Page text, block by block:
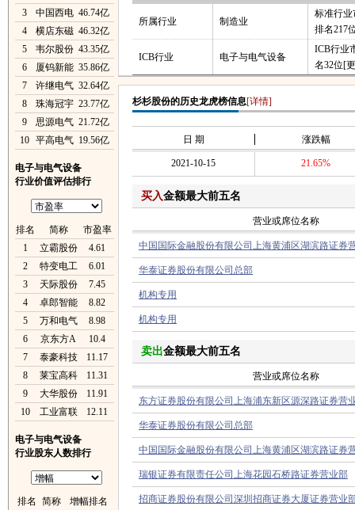
3
中国西电 46.74亿
4
横店东磁 46.32亿
5
韦尔股份 43.35亿
6
厦钨新能 35.86亿
7
许继电气 32.64亿
8
珠海冠宇 23.77亿
9
思源电气 21.72亿
10 平高电气 19.56亿
电子与电气设备
行业价值评估排行
排名 简称
市盈率
1
立霸股份
4.61
2
特变电工
6.01
3
天际股份
7.45
4
卓郎智能
8.82
5
万和电气
8.98
6
京东方A
10.4
7
泰豪科技
11.17
8
莱宝高科
11.31
9
大华股份
11.91
10
工业富联 12.11
电子与电气设备
行业股东人数排行
排名 简称 增幅排名
所属行业 制造业
标准行业
排名217
ICB行业 电子与电气设备
ICB行业
名32位[
杉杉股份的历史龙虎榜信息[详情]
日 期 涨跌幅
2021-10-15 21.65%
买入金额最大前五名
营业或席位名称
中国国际金融股份有限公司上海黄浦区湖滨路证券
华泰证券股份有限公司总部
机构专用
机构专用
卖出金额最大前五名
营业或席位名称
东方证券股份有限公司上海浦东新区源深路证券营
华泰证券股份有限公司总部
中国国际金融股份有限公司上海黄浦区湖滨路证券
瑞银证券有限责任公司上海花园石桥路证券营业部
招商证券股份有限公司深圳招商证券大厦证券营业